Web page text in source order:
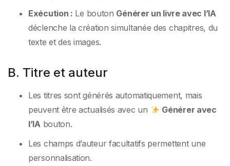
Exécution : Le bouton Générer un livre avec l’IA
déclenche la création simultanée des chapitres, du
texte et des images.
B. Titre et auteur
Les titres sont générés automatiquement, mais
peuvent être actualisés avec un
Générer avec
l’IAbouton.
Les champs d’auteur facultatifs permettent une
personnalisation.